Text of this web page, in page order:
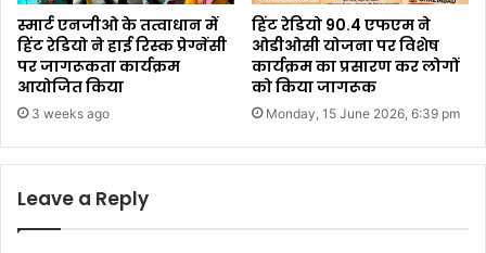
स्मार्ट एनजीओ के तत्वाधान में
हिंट रेडियो ने हाई रिस्क प्रेग्नेंसी
पर जागरूकता कार्यक्रम
आयोजित किया
3 weeks ago
हिंट रेडियो 90.4 एफएम ने
ओडीओसी योजना पर विशेष
कार्यक्रम का प्रसारण कर लोगों
को किया जागरूक
Monday, 15 June 2026, 6:39 pm
Leave a Reply